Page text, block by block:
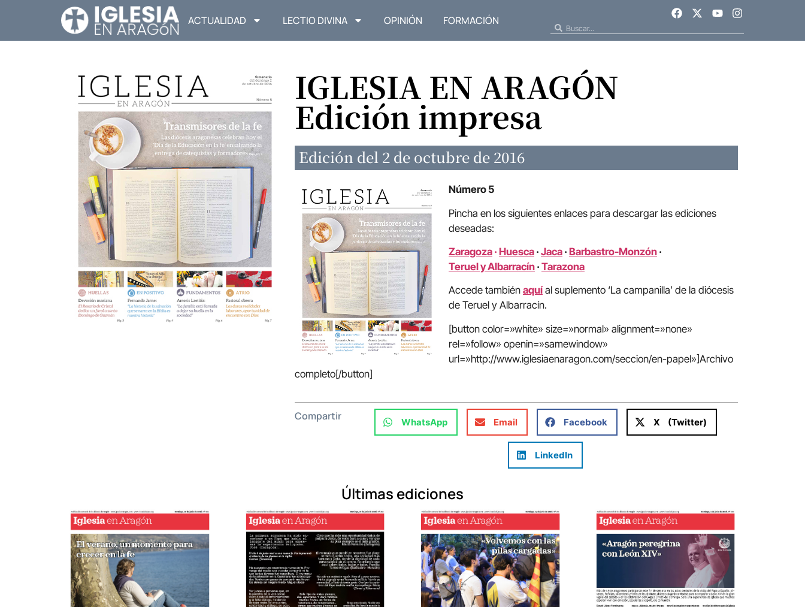
ACTUALIDAD LECTIO DIVINA OPINIÓN FORMACIÓN
IGLESIA EN ARAGÓN
Edición impresa
Edición del 2 de octubre de 2016
Número 5
Pincha en los siguientes enlaces para descargar las ediciones
deseadas:
Zaragoza· Huesca· Jaca· Barbastro-Monzón·
Teruel y Albarracín· Tarazona
Accede también aquíal suplemento ‘La campanilla’ de la diócesis
de Teruel y Albarracín.
[button color=»white» size=»normal» alignment=»none»
rel=»follow» openin=»samewindow»
url=»http://www.iglesiaenaragon.com/seccion/en-papel»]Archivo
completo[/button]
Compartir WhatsApp Email Facebook X (Twitter)
LinkedIn
Últimas ediciones